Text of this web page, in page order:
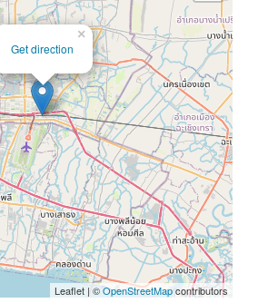
Get direction
×
Leaflet | ©OpenStreetMapcontributors